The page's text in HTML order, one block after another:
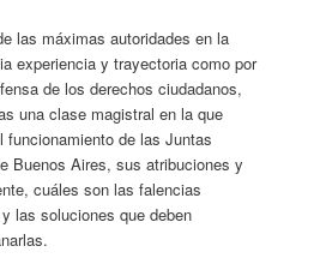
las máximas autoridades en la
experiencia y trayectoria como por
de los derechos ciudadanos,
una clase magistral en la que
funcionamiento de las Juntas
Buenos Aires, sus atribuciones y
cuáles son las falencias
las soluciones que deben